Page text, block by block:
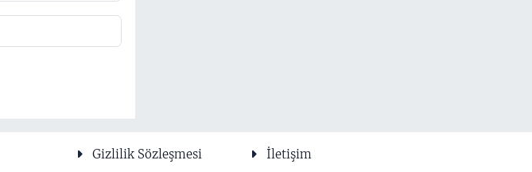
Gizlilik Sözleşmesi İletişim